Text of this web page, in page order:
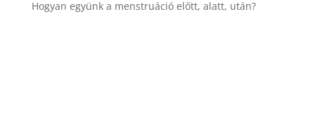
Hogyan együnk a menstruáció előtt, alatt, után?